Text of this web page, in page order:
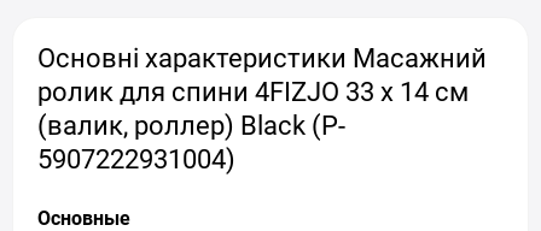
Основні характеристики Масажний
ролик для спини 4FIZJO 33 x 14 см
(валик, роллер) Black (P-
5907222931004)
Основные